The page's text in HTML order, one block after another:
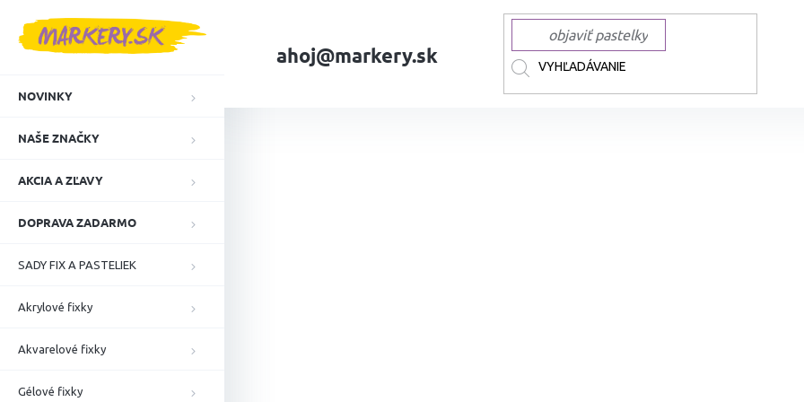
ahoj@markery.sk
NOVINKY
NAŠE ZNAČKY
AKCIA A ZĽAVY
DOPRAVA ZADARMO
SADY FIX A PASTELIEK
Akrylové fixky
Akvarelové fixky
Gélové fixky